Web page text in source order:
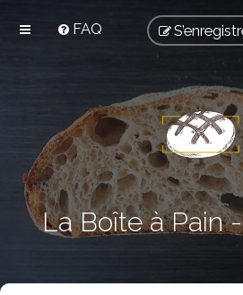
FAQ
La Boîte à Pain